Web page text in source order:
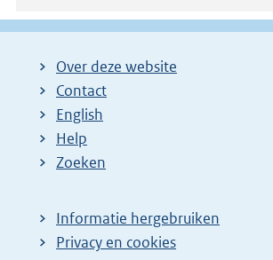
Over deze website
Contact
English
Help
Zoeken
Informatie hergebruiken
Privacy en cookies